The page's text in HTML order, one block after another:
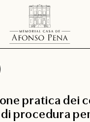
pratica dei
procedura